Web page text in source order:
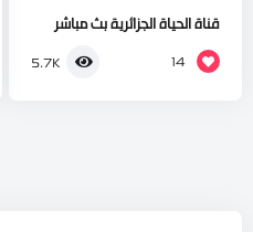
قناة الحياة الجزائرية بث مباشر
14
5.7K